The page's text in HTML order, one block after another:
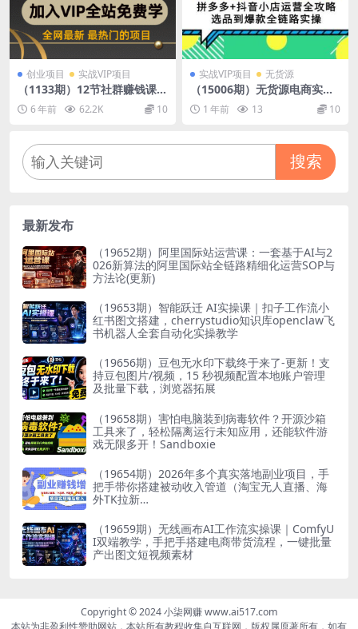
创业项目 实战VIP项目
（1133期）12节社群赚钱课：
疫情下用社群拯救生意，实现
订单逆势暴涨！
6 年前 62.2K 10
实战VIP项目 无货源
（15006期）无货源电商实
战：拼多多+抖音小店运营全
攻略，选品到爆款全链路实操
1 年前 13 10
搜索
最新发布
（19652期）阿里国际站运营课：一套基于AI与2
026新算法的阿里国际站全链路精细化运营SOP与
方法论(更新)
（19653期）智能跃迁 AI实操课｜扣子工作流小
红书图文搭建，cherrystudio知识库openclaw飞
书机器人全套自动化实操教学
（19656期）豆包无水印下载终于来了-更新！支
持豆包图片/视频，15 秒视频配置本地账户管理
及批量下载，浏览器拓展
（19658期）害怕电脑装到病毒软件？开源沙箱
工具来了，轻松隔离运行未知应用，还能软件游
戏无限多开！Sandboxie
（19654期）2026年多个真实落地副业项目，手
把手带你搭建被动收入管道（淘宝无人直播、海
外TK拉新…
（19659期）无线画布AI工作流实操课｜ComfyU
I双端教学，手把手搭建电商带货流程，一键批量
产出图文短视频素材
Copyright © 2024 小柒网赚 www.ai517.com
本站为非盈利性赞助网站，本站所有教程收集自互联网，版权属原著所有，如有